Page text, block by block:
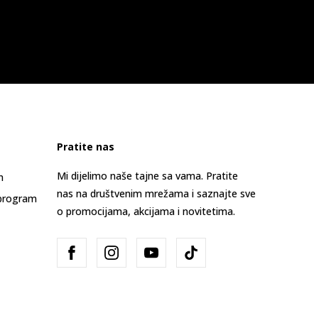
Pratite nas
Mi dijelimo naše tajne sa vama. Pratite
nas na društvenim mrežama i saznajte sve
o promocijama, akcijama i novitetima.